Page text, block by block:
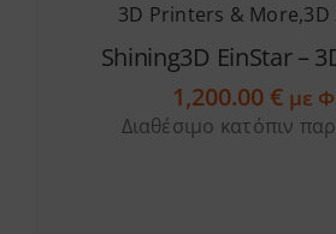
3D Printers & More,3D
Shining3D EinStar –
1,200.00€ με
Διαθέσιμο κατόπιν